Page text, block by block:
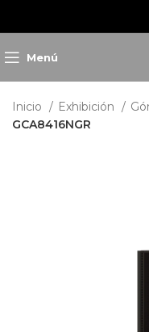
Menú
Inicio Exhibición
GCA8416NGR